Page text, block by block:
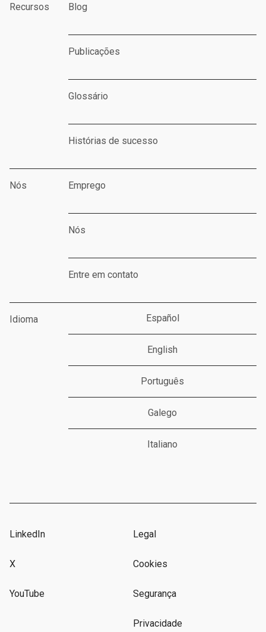
Recursos Blog
Publicações
Glossário
Histórias de sucesso
Nós Emprego
Nós
Entre em contato
Idioma Español
English
Português
Galego
Italiano
LinkedIn
X
YouTube
Legal
Cookies
Segurança
Privacidade